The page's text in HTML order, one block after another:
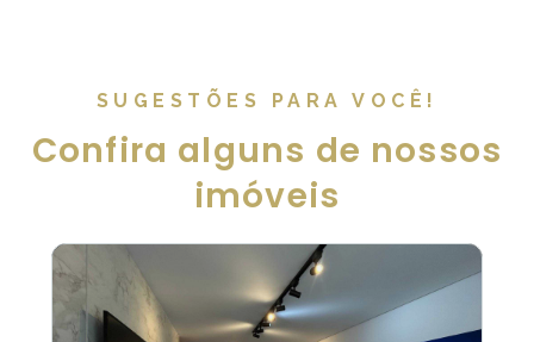
SUGESTÕES PARA VOCÊ!
Confira alguns de nossos
imóveis